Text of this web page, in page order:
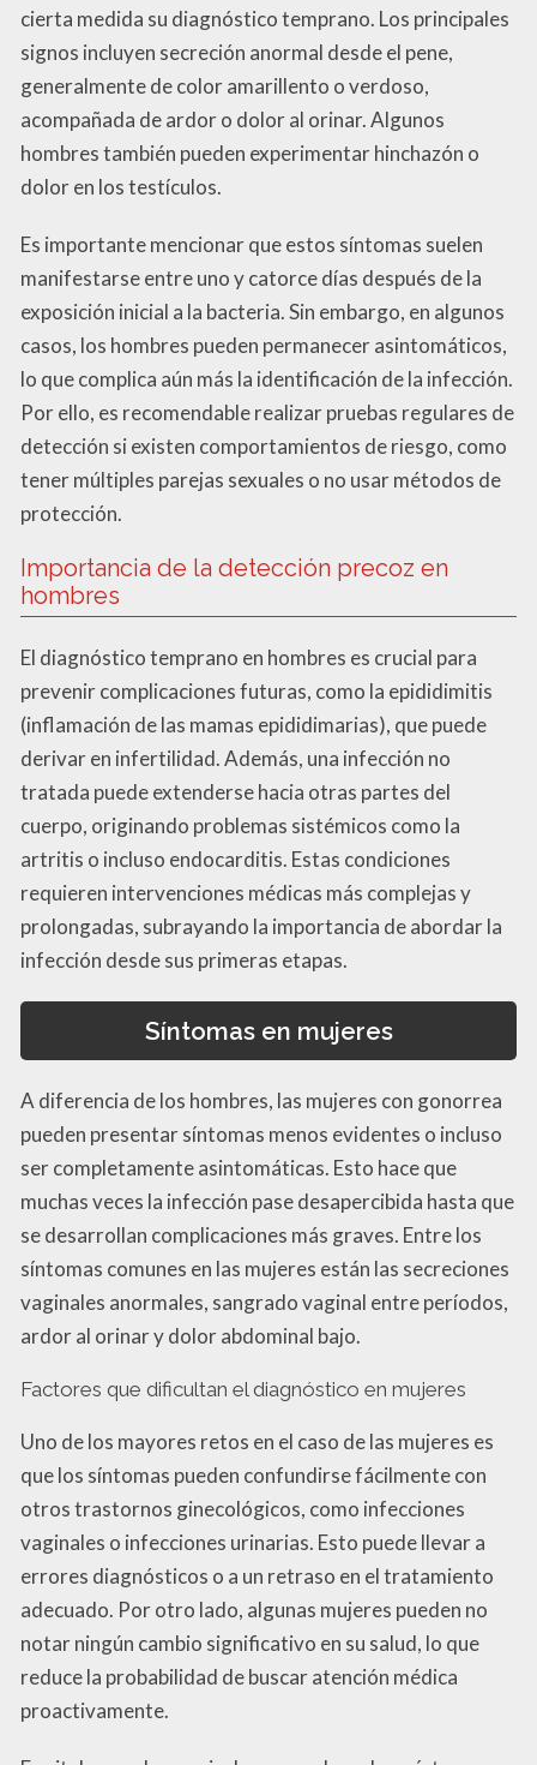
cierta medida su diagnóstico temprano. Los principales
signos incluyen secreción anormal desde el pene,
generalmente de color amarillento o verdoso,
acompañada de ardor o dolor al orinar. Algunos
hombres también pueden experimentar hinchazón o
dolor en los testículos.
Es importante mencionar que estos síntomas suelen
manifestarse entre uno y catorce días después de la
exposición inicial a la bacteria. Sin embargo, en algunos
casos, los hombres pueden permanecer asintomáticos,
lo que complica aún más la identificación de la infección.
Por ello, es recomendable realizar pruebas regulares de
detección si existen comportamientos de riesgo, como
tener múltiples parejas sexuales o no usar métodos de
protección.
Importancia de la detección precoz en
hombres
El diagnóstico temprano en hombres es crucial para
prevenir complicaciones futuras, como la epididimitis
(inflamación de las mamas epididimarias), que puede
derivar en infertilidad. Además, una infección no
tratada puede extenderse hacia otras partes del
cuerpo, originando problemas sistémicos como la
artritis o incluso endocarditis. Estas condiciones
requieren intervenciones médicas más complejas y
prolongadas, subrayando la importancia de abordar la
infección desde sus primeras etapas.
Síntomas en mujeres
A diferencia de los hombres, las mujeres con gonorrea
pueden presentar síntomas menos evidentes o incluso
ser completamente asintomáticas. Esto hace que
muchas veces la infección pase desapercibida hasta que
se desarrollan complicaciones más graves. Entre los
síntomas comunes en las mujeres están las secreciones
vaginales anormales, sangrado vaginal entre períodos,
ardor al orinar y dolor abdominal bajo.
Factores que dificultan el diagnóstico en mujeres
Uno de los mayores retos en el caso de las mujeres es
que los síntomas pueden confundirse fácilmente con
otros trastornos ginecológicos, como infecciones
vaginales o infecciones urinarias. Esto puede llevar a
errores diagnósticos o a un retraso en el tratamiento
adecuado. Por otro lado, algunas mujeres pueden no
notar ningún cambio significativo en su salud, lo que
reduce la probabilidad de buscar atención médica
proactivamente.